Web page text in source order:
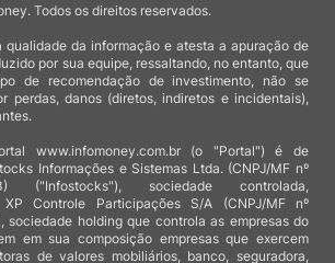
Todos os direitos reservados.
qualidade da informação e atesta a apuração de
por sua equipe, ressaltando, no entanto, que
de recomendação de investimento, não se
perdas, danos (diretos, indiretos e incidentais),
www.infomoney.com.br (o "Portal") é de
Informações e Sistemas Ltda. (CNPJ/MF nº
("Infostocks"), sociedade controlada,
XP Controle Participações S/A (CNPJ/MF nº
sociedade holding que controla as empresas do
em sua composição empresas que exercem
de valores mobiliários, banco, seguradora,